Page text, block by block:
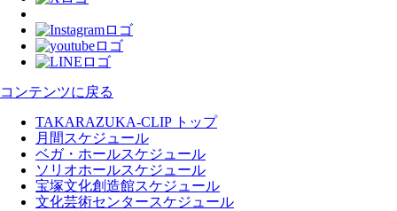
コンテンツに戻る
TAKARAZUKA-CLIP トップ
月間スケジュール
ベガ・ホールスケジュール
ソリオホールスケジュール
宝塚文化創造館スケジュール
文化芸術センタースケジュール